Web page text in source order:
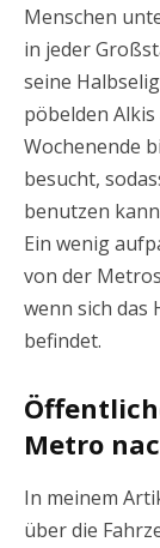
Menschen
in jeder
seine
pöbelden
Wochenende
besucht,
benutzen
Ein wenig
von der
wenn sich das
befindet.
Metro
In meinem
über die